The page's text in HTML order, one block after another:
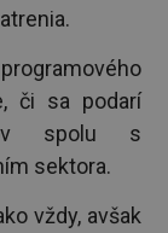
či sa podarí
spolu s
sektora.
vždy, avšak